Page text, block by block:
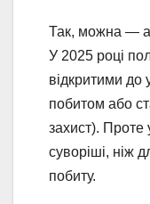
Так, можна —
У 2025 році
відкритими до
побитом або
захист). Проте
суворіші, ніж
побиту.